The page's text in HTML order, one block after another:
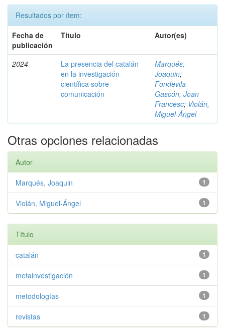
Resultados por ítem:
Fecha de
publicación
Título Autor(es)
2024
La presencia del catalán
en la investigación
científica sobre
comunicación
Marqués,
Joaquin;
Fondevila-
Gascón, Joan
Francesc; Violán,
Miguel-Ángel
Otras opciones relacionadas
Autor
1
Marqués, Joaquin
1
Violán, Miguel-Ángel
Título
1
catalán
1
metainvestigación
1
metodologías
1
revistas